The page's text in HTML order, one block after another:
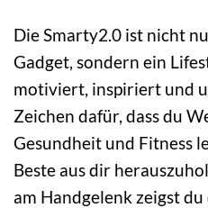
Die Smarty2.0 ist nicht
Gadget, sondern ein
motiviert, inspiriert und
Zeichen dafür, dass du
Gesundheit und Fitness
Beste aus dir
am Handgelenk zeigst